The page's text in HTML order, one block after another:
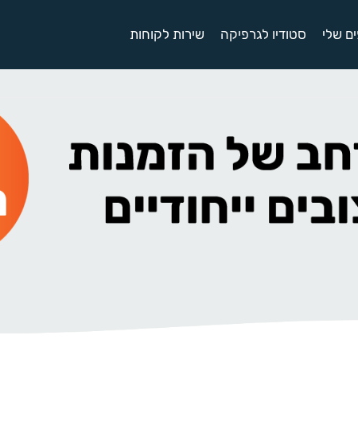
שלי סטודיו לגרפיקה שירות לקוחות